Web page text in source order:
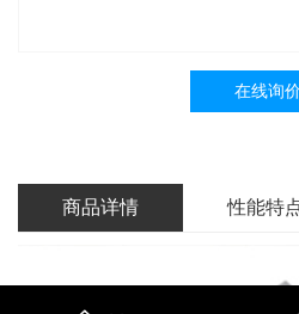
在线询
商品详情 性能特